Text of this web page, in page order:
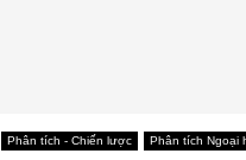
Phân tích - Chiến lược Phân tích Ngoại